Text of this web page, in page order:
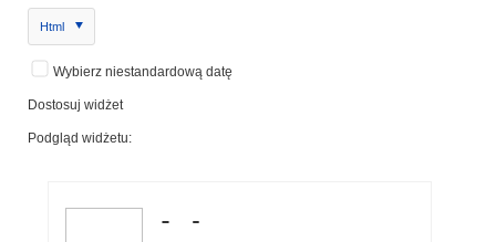
Html
Wybierz niestandardową datę
Dostosuj widżet
Podgląd widżetu: